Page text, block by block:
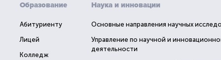
Образование
Абитуриенту
Лицей
Колледж
Наука и инновации
Основные направления научных
Управление по научной и
деятельности